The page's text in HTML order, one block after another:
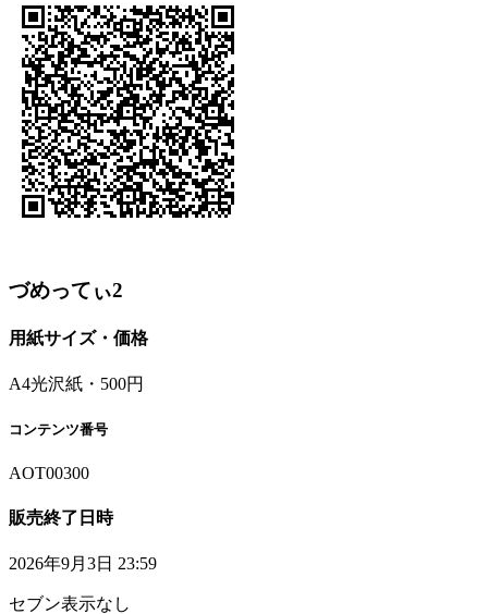
づめってぃ2
用紙サイズ・価格
A4光沢紙・500円
コンテンツ番号
AOT00300
販売終了日時
2026年9月3日 23:59
セブン表示なし